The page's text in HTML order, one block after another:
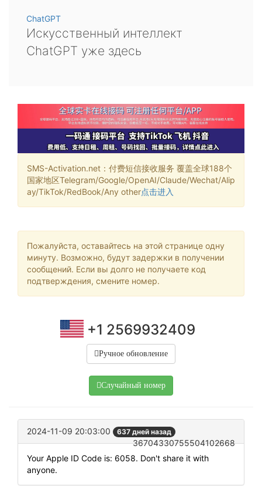
ChatGPT
Искусственный интеллект
ChatGPT уже здесь
SMS-Activation.net：付费短信接收服务 覆盖全球188个
国家地区Telegram/Google/OpenAI/Claude/Wechat/Alip
ay/TikTok/RedBook/Any other点击进入
Пожалуйста, оставайтесь на этой странице одну
минуту. Возможно, будут задержки в получении
сообщений. Если вы долго не получаете код
подтверждения, смените номер.
+1 2569932409
Ручное обновление
Случайный номер
2024-11-09 20:03:00 637 дней назад
36704330755504102668
Your Apple ID Code is: 6058. Don't share it with
anyone.